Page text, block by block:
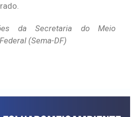
da Secretaria do Meio
(Sema-DF)